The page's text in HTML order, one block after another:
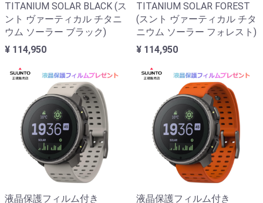
TITANIUM SOLAR BLACK (ス
ント ヴァーティカル チタニ
ウム ソーラー ブラック)
¥ 114,950
TITANIUM SOLAR FOREST
(スント ヴァーティカル チタ
ニウム ソーラー フォレスト)
¥ 114,950
液晶保護フィルム付き
液晶保護フィルム付き